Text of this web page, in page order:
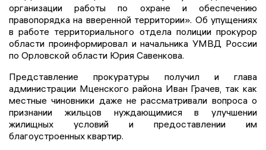
организации работы по охране и обеспечению
правопорядка на вверенной территории». Об упущениях
в работе территориального отдела полиции прокурор
области проинформировал и начальника УМВД России
по Орловской области Юрия Савенкова.
Представление прокуратуры получил и глава
администрации Мценского района Иван Грачев, так как
местные чиновники даже не рассматривали вопроса о
признании жильцов нуждающимися в улучшении
жилищных условий и предоставлении им
благоустроенных квартир.